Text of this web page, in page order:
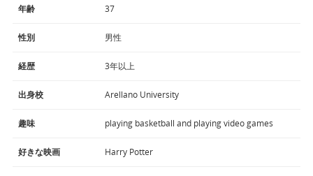
年齢 37
性別 男性
経歴 3年以上
出身校 Arellano University
趣味 playing basketball and playing video games
好きな映画 Harry Potter